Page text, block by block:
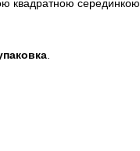
квадратною серединкою